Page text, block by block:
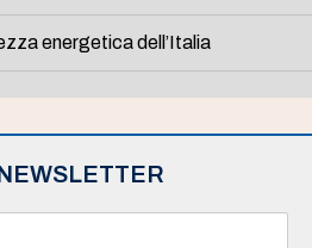
energetica dell’Italia